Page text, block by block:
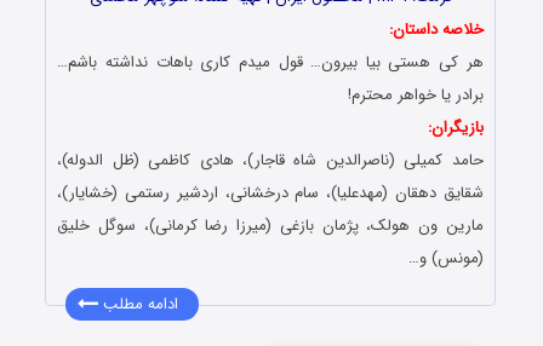
خلاصه داستان:
هر کی هستی بیا بیرون… قول میدم کاری باهات نداشته باشم…
برادر یا خواهر محترم!
بازیگران:
حامد کمیلی (ناصرالدین شاه قاجار)، هادی کاظمی (ظل الدوله)،
شقایق دهقان (مهدعلیا)، سام درخشانی، اردشیر رستمی (خشایار)،
مارین ون هولک، پژمان بازغی (میرزا رضا کرمانی)، سوگل خلیق
(مونس) و…
ادامه مطلب